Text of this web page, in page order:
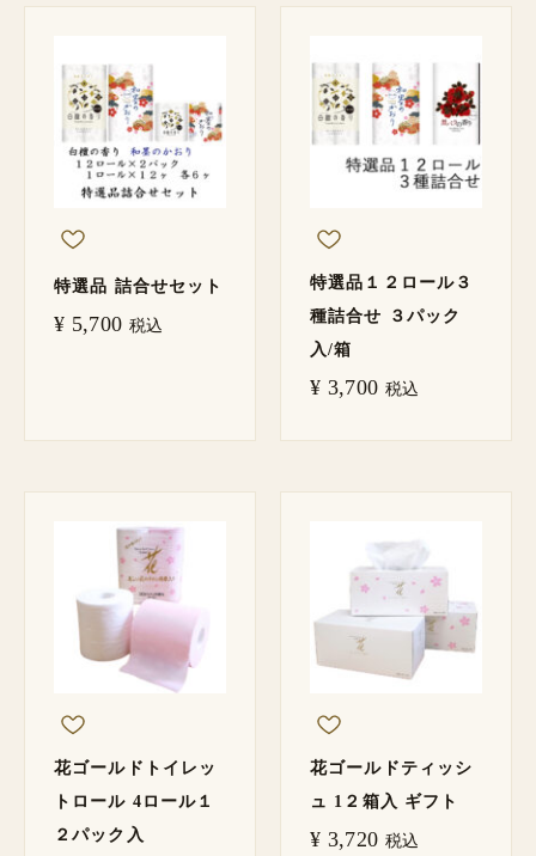
特選品 詰合せセット
¥ 5,700 税込
特選品１２ロール３
種詰合せ ３パック
入/箱
¥ 3,700 税込
花ゴールドトイレッ
トロール 4ロール１
２パック入
花ゴールドティッシ
ュ 1２箱入 ギフト
¥ 3,720 税込